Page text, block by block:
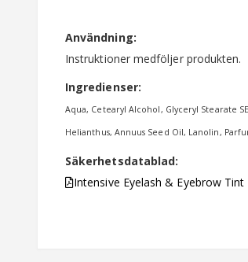
Användning:
Instruktioner medföljer produkten.
Ingredienser:
Aqua, Cetearyl Alcohol, Glyceryl Stearate
Helianthus, Annuus Seed Oil, Lanolin,
Säkerhetsdatablad:
Intensive Eyelash & Eyebrow Tint